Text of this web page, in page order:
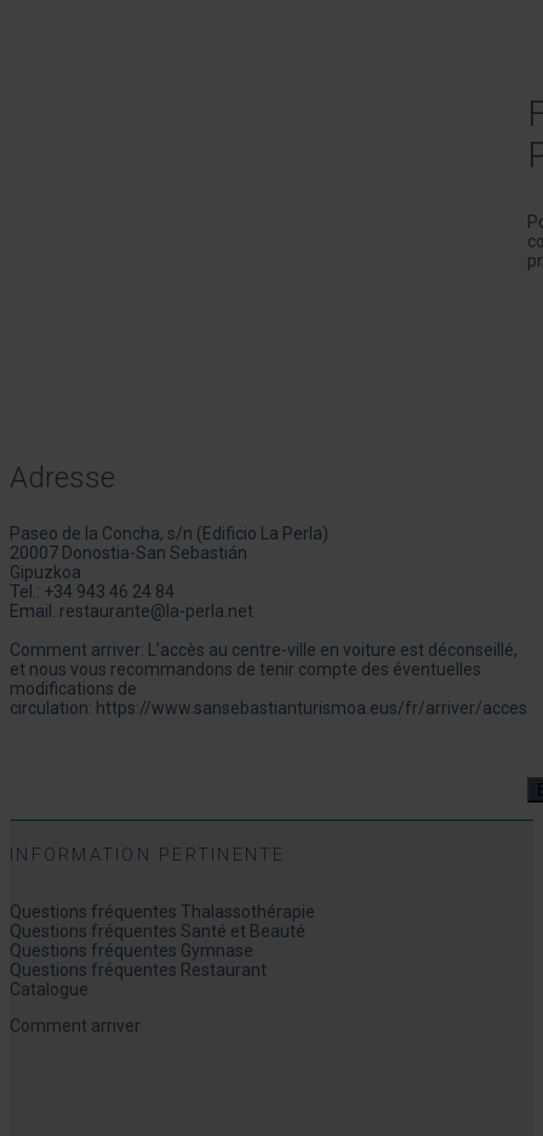
Adresse
Paseo de la Concha, s/n (Edificio La Perla)
20007 Donostia-San Sebastián
Gipuzkoa
Tel.: +34 943 46 24 84
Email: restaurante@la-perla.net
Comment arriver: L’accès au centre-ville en voiture est déconseillé,
et nous vous recommandons de tenir compte des éventuelles
modifications de
circulation: https://www.sansebastianturismoa.eus/fr/arriver/acces
INFORMATION PERTINENTE
Questions fréquentes Thalassothérapie
Questions fréquentes Santé et Beauté
Questions fréquentes Gymnase
Questions fréquentes Restaurant
Catalogue
Comment arriver